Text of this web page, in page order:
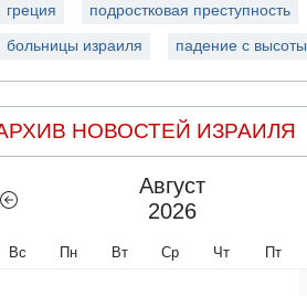
греция подростковая преступность
больницы израиля падение с высоты
НОВОСТЕЙ ИЗРАИЛЯ
Август
2026
Вс Пн Вт Ср Чт Пт